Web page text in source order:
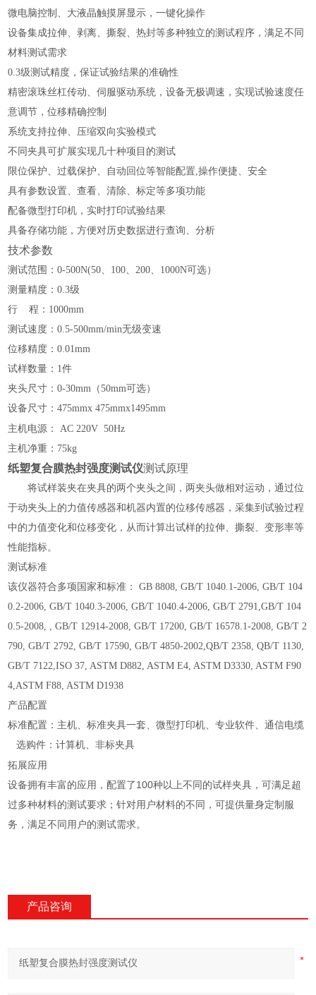
微电脑控制、 大液晶触摸屏显示，一键化操作
设备集成拉伸、剥离、撕裂、热封等多种独立的测试程序，满足不同
材料测试需求
0.3级测试精度，保证试验结果的准确性
精密滚珠丝杠传动、伺服驱动系统，设备无极调速，实现试验速度任
意调节，位移精确控制
系统支持拉伸、压缩双向实验模式
不同夹具可扩展实现几十种项目的测试
限位保护、过载保护、自动回位等智能配置,操作便捷、安全
具有参数设置、查看、清除、标定等多项功能
配备微型打印机，实时打印试验结果
具备存储功能，方便对历史数据进行查询、分析
技术参数
测试范围：0-500N(50、100、200、1000N可选）
测量精度：0.3级
行
程： 1000mm
测试速度：0.5-500mm/min无级变速
位移精度：0.01mm
试样数量： 1件
夹头尺寸：0-30mm （50mm可选）
设备尺寸：475mmx475mmx1495mm
主机电源 ：
AC 220V 50Hz
主机净重 ： 75kg
纸塑复合膜热封强度测试仪测试原理
将试样装夹在夹具的两个夹头之间，两夹头做相对运动，通过位
于动夹头上的力值传感器和机器内置的位移传感器，采集到试验过程
中的力值变化和位移变化，从而计算出试样的拉伸、撕裂、变形率等
性能指标。
测试标准
该仪器符合多项国家和标准： GB 8808, GB/T 1040.1-2006, GB/T 104
0.2-2006, GB/T 1040.3-2006, GB/T 1040.4-2006, GB/T 2791,GB/T 104
0.5-2008, , GB/T 12914-2008, GB/T 17200, GB/T 16578.1-2008, GB/T 2
790, GB/T 2792, GB/T 17590, GB/T 4850-2002,QB/T 2358, QB/T 1130,
GB/T 7122,ISO 37, ASTM D882, ASTM E4, ASTM D3330, ASTM F90
4,ASTM F88, ASTM D1938
产品配置
标准配置：主机、标准夹具一套、微型打印机、专业软件、通信电缆
选购件：计算机、非标夹具
拓展应用
设备拥有丰富的应用，配置了100种以上不同的试样夹具，可满足超
过多种材料的测试要求；针对用户材料的不同，可提供量身定制服
务，满足不同用户的测试需求。
产品咨询